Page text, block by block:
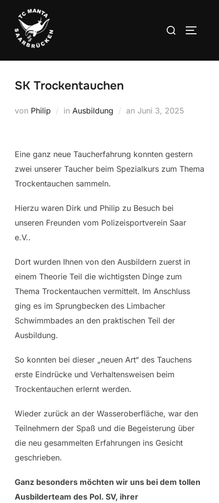
Inhalt
springen
Suchen
SK Trockentauchen
von Philip in Ausbildung an Veröffentlicht
Juni 3, 2025
Eine ganz neue Taucherfahrung konnten gestern
zwei unserer Taucher beim Spezialkurs zum Thema
Trockentauchen sammeln.
Hierzu waren Dirk und Philip zu Besuch bei
unseren Freunden vom Polizeisportverein Saar
e.V..
Dort wurden Ihnen von den Ausbildern zuerst in
einem Theorie Teil die wichtigsten Dinge zum
Thema Trockentauchen vermittelt. Im Anschluss
ging es im Sprungbecken des Limbacher
Schwimmbades an den praktischen Teil der
Ausbildung.
So konnten bei dieser „neuen Art“ des Tauchens
erste Eindrücke und Verhaltensweisen beim
Trockentauchen erlernt werden.
Wieder zurück an der Wasseroberfläche, war den
Teilnehmern der Spaß und die Begeisterung über
die neu gesammelten Erfahrungen ins Gesicht
geschrieben.
Ganz besonders möchten wir uns bei dem tollen
Ausbilderteam des Pol. SV, ihrer